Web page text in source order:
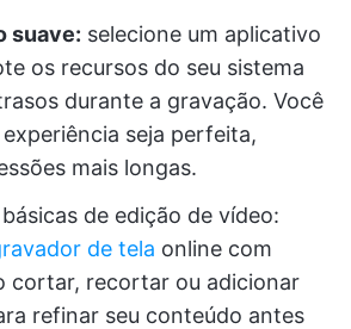
suave: selecione um aplicativo
os recursos do seu sistema
durante a gravação. Você
seja perfeita,
mais longas.
de edição de vídeo:
de tela online com
cortar, recortar ou adicionar
refinar seu conteúdo antes